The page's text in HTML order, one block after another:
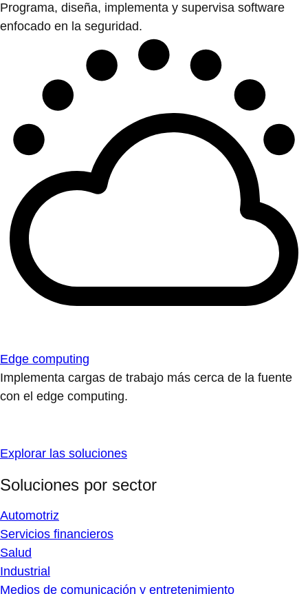
Programa, diseña, implementa y supervisa software
enfocado en la seguridad.
Edge computing
Implementa cargas de trabajo más cerca de la fuente
con el edge computing.
Explorar las soluciones
Soluciones por sector
Automotriz
Servicios financieros
Salud
Industrial
Medios de comunicación y entretenimiento